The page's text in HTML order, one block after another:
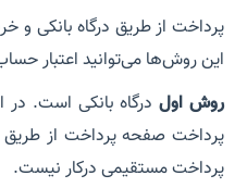
پرداخت از طریق درگاه بانکی و
این روش‌ها می‌توانید اعتبار
روش اول
پرداخت صفحه پرداخت از طریق
پرداخت مستقیمی درکار نیست.